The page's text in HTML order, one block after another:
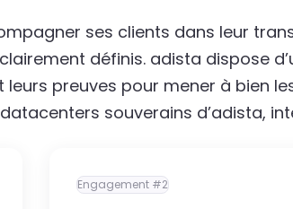
ses clients dans leur
définis. adista dispose
leurs preuves pour mener à bien
souverains d’adista,
Engagement #2